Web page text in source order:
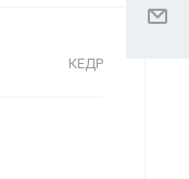
КЕДР